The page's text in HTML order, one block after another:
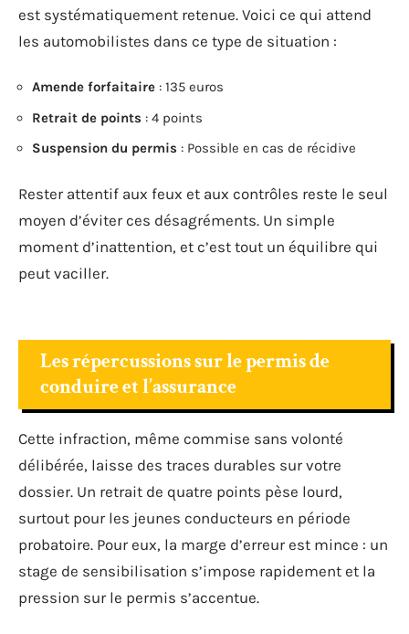
est systématiquement retenue. Voici ce qui attend
les automobilistes dans ce type de situation :
Amende forfaitaire : 135 euros
Retrait de points : 4 points
Suspension du permis : Possible en cas de récidive
Rester attentif aux feux et aux contrôles reste le seul
moyen d’éviter ces désagréments. Un simple
moment d’inattention, et c’est tout un équilibre qui
peut vaciller.
Les répercussions sur le permis de
conduire et l’assurance
Cette infraction, même commise sans volonté
délibérée, laisse des traces durables sur votre
dossier. Un retrait de quatre points pèse lourd,
surtout pour les jeunes conducteurs en période
probatoire. Pour eux, la marge d’erreur est mince : un
stage de sensibilisation s’impose rapidement et la
pression sur le permis s’accentue.